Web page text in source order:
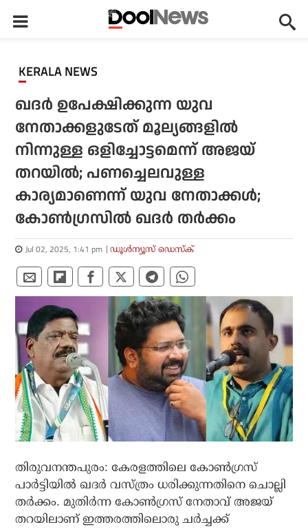
KERALA NEWS
ഖദര്‍ ഉപേക്ഷിക്കുന്ന യുവ
നേതാക്കളുടേത് മൂല്യങ്ങളില്‍
നിന്നുള്ള ഒളിച്ചോട്ടമെന്ന് അജയ്
തറയില്‍; പണച്ചെലവുള്ള
കാര്യമാണെന്ന് യുവ നേതാക്കള്‍;
കോണ്‍ഗ്രസില്‍ ഖദര്‍ തര്‍ക്കം
Jul 02, 2025, 1:41 pm ഡൂള്‍ന്യൂസ് ഡെസ്‌ക്
തിരുവനന്തപുരം: കേരളത്തിലെ കോണ്‍ഗ്രസ്
പാര്‍ട്ടിയില്‍ ഖദര്‍ വസ്ത്രം ധരിക്കുന്നതിനെ ചൊല്ലി
തര്‍ക്കം. മുതിര്‍ന്ന കോണ്‍ഗ്രസ് നേതാവ് അജയ്
തറയിലാണ് ഇത്തരത്തിലൊരു ചര്‍ച്ചക്ക്